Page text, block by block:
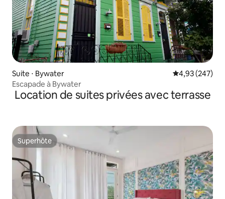
Suite ⋅ Bywater Évaluation
4,93 (247)
Escapade à Bywater
Location de suites privées avec terrasse
Superhôte
Superhôte